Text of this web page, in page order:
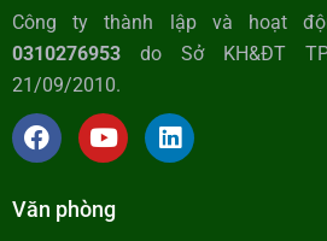
Công ty thành lập và hoạt
0310276953 do Sở KH&ĐT
21/09/2010.
Văn phòng